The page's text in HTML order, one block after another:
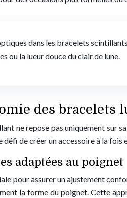
dans les bracelets
ou la lueur douce du clair de lune.
des bracelets
ne repose pas uniquement sur
de créer un accessoire à la
adaptées au poignet
pour assurer un ajustement
la forme du poignet. Cette